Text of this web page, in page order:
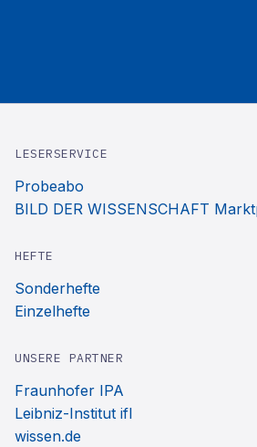
LESERSERVICE
Probeabo
BILD DER WISSENSCHAFT
HEFTE
Sonderhefte
Einzelhefte
UNSERE PARTNER
Fraunhofer IPA
Leibniz-Institut ifl
wissen.de